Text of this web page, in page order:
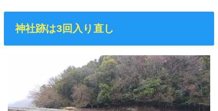
神社跡は3回入り直し